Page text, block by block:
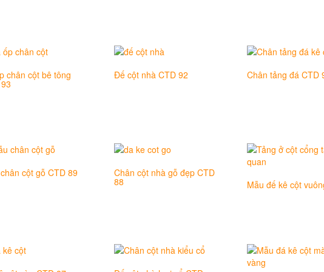
chân cột bê tông Đế cột nhà CTD 92 Chân tảng đá CTD
cột gỗ CTD 89 Chân cột nhà gỗ đẹp CTD
88 Mẫu đế kê cột